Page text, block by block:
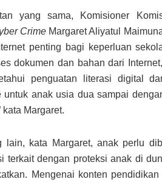
yang sama, Komisioner
CrimeMargaret Aliyatul
penting bagi keperluan
dokumen dan bahan dari
penguatan literasi digital
untuk anak usia dua sampai
kata Margaret.
lain, kata Margaret, anak perlu
terkait dengan proteksi anak di
Mengenai konten